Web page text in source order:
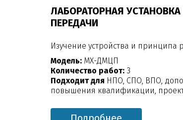
ЛАБОРАТОРНАЯ
ПЕРЕДАЧИ
Изучение устройства и
Модель: МХ-ДМЦП
Количество работ: 3
Подходит для НПО, СПО, ВПО,
повышения квалификации,